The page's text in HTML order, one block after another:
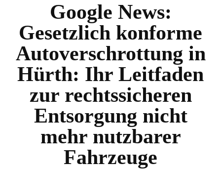
Google News:
Gesetzlich konforme
Autoverschrottung in
Hürth: Ihr Leitfaden
zur rechtssicheren
Entsorgung nicht
mehr nutzbarer
Fahrzeuge